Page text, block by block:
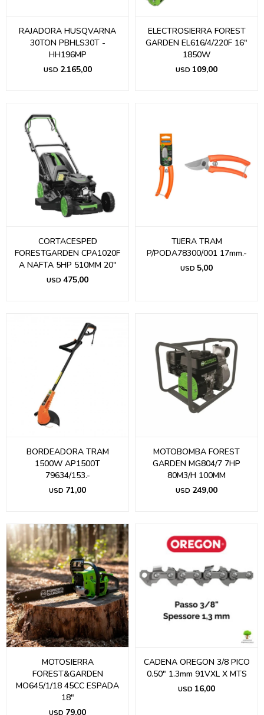
RAJADORA HUSQVARNA
30TON PBHLS30T -
HH196MP
USD 2.165,00
ELECTROSIERRA FOREST
GARDEN EL616/4/220F 16"
1850W
USD 109,00
CORTACESPED
FORESTGARDEN CPA1020F
A NAFTA 5HP 510MM 20"
USD 475,00
TIJERA TRAM
P/PODA78300/001 17mm.-
USD 5,00
BORDEADORA TRAM
1500W AP1500T
79634/153.-
USD 71,00
MOTOBOMBA FOREST
GARDEN MG804/7 7HP
80M3/H 100MM
USD 249,00
MOTOSIERRA
FOREST&GARDEN
MO645/1/18 45CC ESPADA
18"
USD 79,00
CADENA OREGON 3/8 PICO
0.50" 1.3mm 91VXL X MTS
USD 16,00